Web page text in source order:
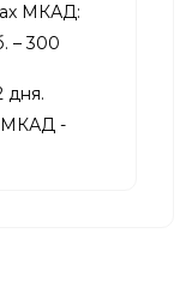
МКАД:
– 300
дня.
МКАД -